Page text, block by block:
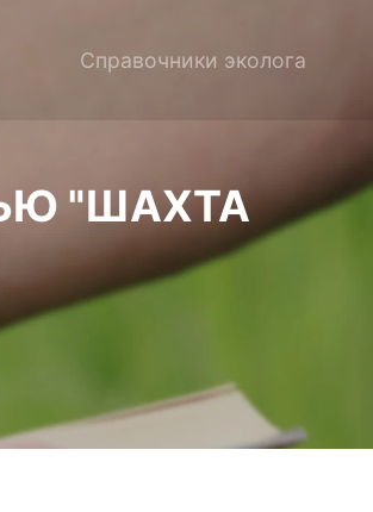
Справочники эколога
"ШАХТА